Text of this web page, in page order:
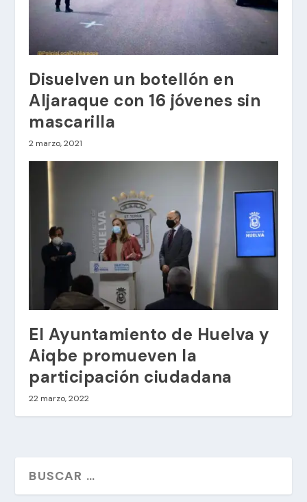
Disuelven un botellón en
Aljaraque con 16 jóvenes sin
mascarilla
2 marzo, 2021
El Ayuntamiento de Huelva y
Aiqbe promueven la
participación ciudadana
22 marzo, 2022